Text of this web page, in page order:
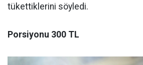
tükettiklerini söyledi.
Porsiyonu 300 TL